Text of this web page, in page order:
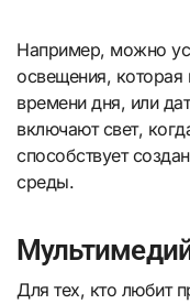
Например, можно
освещения, которая
времени дня, или
включают свет,
способствует
среды.
Для тех, кто любит